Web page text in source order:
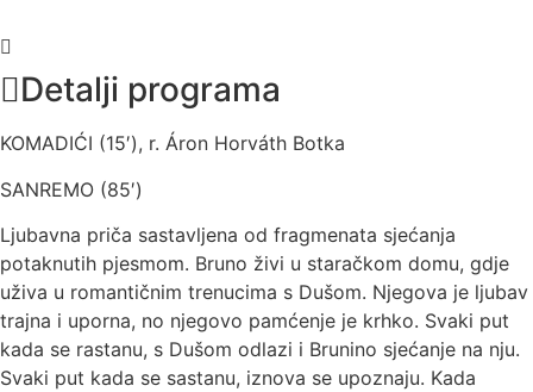
Detalji programa
KOMADIĆI (15′), r. Áron Horváth Botka
SANREMO (85′)
Ljubavna priča sastavljena od fragmenata sjećanja
potaknutih pjesmom. Bruno živi u staračkom domu, gdje
uživa u romantičnim trenucima s Dušom. Njegova je ljubav
trajna i uporna, no njegovo pamćenje je krhko. Svaki put
kada se rastanu, s Dušom odlazi i Brunino sjećanje na nju.
Svaki put kada se sastanu, iznova se upoznaju. Kada